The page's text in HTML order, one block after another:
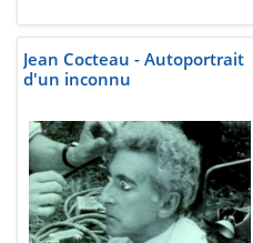
Jean Cocteau - Autoportrait
d'un inconnu